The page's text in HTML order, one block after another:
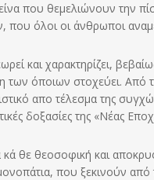
που θεμελιώνουν την
που όλοι οι άνθρωποι
και χαρακτηρίζει,
των όποιων στοχεύει.
απο τέλεσμα της
δοξασίες της «Νέας
θε θεοσοφική και
που ξεκινούν